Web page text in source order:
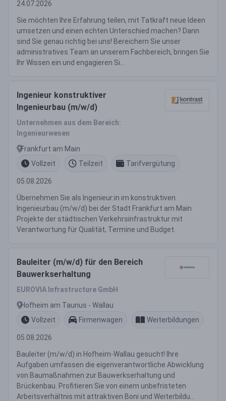
24.07.2026
Sie möchten Ihre Erfahrung teilen, mit Tatkraft neue Ideen
umsetzen und einen echten Unterschied machen? Dann
sind Sie genau richtig bei uns! Bereichern Sie unser
administratives Team an unserem Fachbereich, bringen Sie
Ihr Wissen ein und engagieren Si...
Ingenieur konstruktiver
Ingenieurbau (m/w/d)
Unternehmen aus dem Bereich:
Ingenieurwesen
Frankfurt am Main
Vollzeit
Teilzeit Tarifvergütung
05.08.2026
Übernehmen Sie als Ingenieur:in im konstruktiven
Ingenieurbau (m/w/d) bei der Stadt Frankfurt am Main
Projekte der städtischen Verkehrsinfrastruktur mit
Verantwortung für Qualität, Termine und Budget.
Bauleiter (m/w/d) für den Bereich
Bauwerkserhaltung
EUROVIA Infrastructure GmbH
Hofheim am Taunus - Wallau
Vollzeit
Firmenwagen Weiterbildungen
05.08.2026
Bauleiter (m/w/d) in Hofheim-Wallau gesucht! Ihre
Aufgaben umfassen die eigenverantwortliche Abwicklung
von Baumaßnahmen zur Bauwerkserhaltung und
Brückenbau. Profitieren Sie von einem unbefristeten
Arbeitsverhältnis mit attraktiven Boni und Weiterbildu...